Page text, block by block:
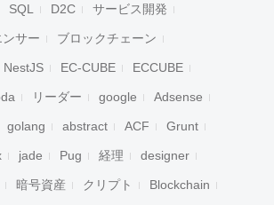
SQL D2C サービス開発
サー ブロックチェーン
NestJS EC-CUBE ECCUBE
リーダー google Adsense
golang abstract ACF Grunt
jade Pug 経理 designer
暗号資産 クリプト Blockchain